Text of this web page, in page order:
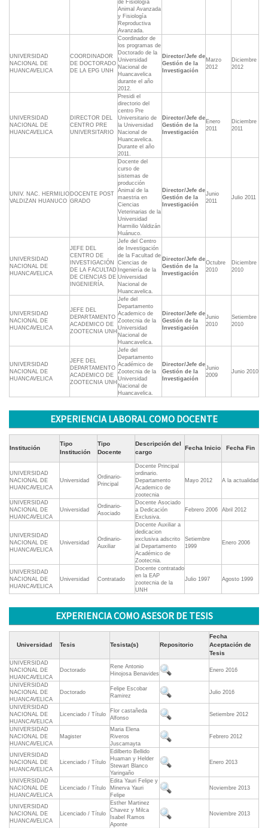
de Fisiología
Animal Avanzada
y Fisiología
Reproductiva
Avanzada.
UNIVERSIDAD
NACIONAL DE
HUANCAVELICA
COORDINADOR
DE DOCTORADO
DE LA EPG UNH
Coordinador de
los programas de
Doctorado de la
Universidad
Nacional de
Huancavelica
durante el año
2012.
Director/Jefe de
Gestión de la
Investigación
Marzo
2012
Diciembre
2012
UNIVERSIDAD
NACIONAL DE
HUANCAVELICA
DIRECTOR DEL
CENTRO PRE
UNIVERSITARIO
Presidi el
directorio del
centro Pre
Universitario de
la Universidad
Nacional de
Huancavelica.
Durante el año
2011.
Director/Jefe de
Gestión de la
Investigación
Enero
2011
Diciembre
2011
UNIV. NAC. HERMILIO
VALDIZAN HUANUCO
DOCENTE POST
GRADO
Docente del
curso de
sistemas de
producción
Animal de la
maestria en
Ciencias
Veterinarias de la
Universidad
Harmilio Valdizán
Huánuco.
Director/Jefe de
Gestión de la
Investigación
Junio
2011
Julio 2011
UNIVERSIDAD
NACIONAL DE
HUANCAVELICA
JEFE DEL
CENTRO DE
INVESTIGACIÓN
DE LA FACULTAD
DE CIENCIAS DE
INGENIERÍA.
Jefe del Centro
de Investigación
de la Facultad de
Ciencias de
Ingeniería de la
Universidad
Nacional de
Huancavelica.
Director/Jefe de
Gestión de la
Investigación
Octubre
2010
Diciembre
2010
UNIVERSIDAD
NACIONAL DE
HUANCAVELICA
JEFE DEL
DEPARTAMENTO
ACADEMICO DE
ZOOTECNIA UNH
Jefe del
Departamento
Academico de
Zootecnia de la
Universidad
Nacional de
Huancavelica.
Director/Jefe de
Gestión de la
Investigación
Junio
2010
Setiembre
2010
UNIVERSIDAD
NACIONAL DE
HUANCAVELICA
JEFE DEL
DEPARTAMENTO
ACADEMICO DE
ZOOTECNIA UNH
Jefe del
Departamento
Académico de
Zootecnia de la
Universidad
Nacional de
Huancavelica.
Director/Jefe de
Gestión de la
Investigación
Junio
2009
Junio 2010
EXPERIENCIA LABORAL COMO DOCENTE
Institución
Tipo
Institución
Tipo
Docente
Descripción del
cargo
Fecha Inicio Fecha Fin
UNIVERSIDAD
NACIONAL DE
HUANCAVELICA
Universidad
Ordinario-
Principal
Docente Principal
ordinario.
Departamento
Academico de
zootecnia
Mayo 2012 A la actualidad
UNIVERSIDAD
NACIONAL DE
HUANCAVELICA
Universidad
Ordinario-
Asociado
Docente Asociado
a Dedicación
Exclusiva.
Febrero 2006 Abril 2012
UNIVERSIDAD
NACIONAL DE
HUANCAVELICA
Universidad
Ordinario-
Auxiliar
Docente Auxiliar a
dedicacion
exclusiva adscrito
al Departamento
Académico de
Zootecnia.
Setiembre
1999
Enero 2006
UNIVERSIDAD
NACIONAL DE
HUANCAVELICA
Universidad Contratado
Docente contratado
en la EAP
zootecnia de la
UNH
Julio 1997 Agosto 1999
EXPERIENCIA COMO ASESOR DE TESIS
Universidad Tesis Tesista(s) Repositorio
Fecha
Aceptación de
Tesis
UNIVERSIDAD
NACIONAL DE
HUANCAVELICA
Doctorado
Rene Antonio
Hinojosa Benavides
Enero 2016
UNIVERSIDAD
NACIONAL DE
HUANCAVELICA
Doctorado
Felipe Escobar
Ramirez
Julio 2016
UNIVERSIDAD
NACIONAL DE
HUANCAVELICA
Licenciado / Título
Flor castañeda
Alfonso
Setiembre 2012
UNIVERSIDAD
NACIONAL DE
HUANCAVELICA
Magister
Maria Elena
Riveros
Juscamayta
Febrero 2012
UNIVERSIDAD
NACIONAL DE
HUANCAVELICA
Licenciado / Título
Edilberto Bellido
Huaman y Helder
Stewart Blanco
Yaringaño
Enero 2013
UNIVERSIDAD
NACIONAL DE
HUANCAVELICA
Licenciado / Título
Edita Yauri Felipe y
Minerva Yauri
Felipe
Noviembre 2013
UNIVERSIDAD
NACIONAL DE
HUANCAVELICA
Licenciado / Título
Esther Martinez
Chavez y Milca
Isabel Ramos
Aponte
Noviembre 2013